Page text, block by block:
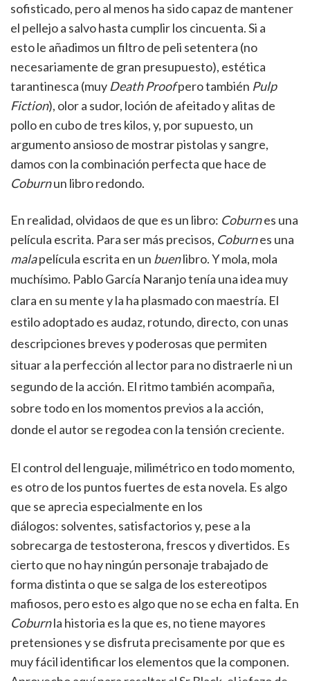
sofisticado, pero al menos ha sido capaz de mantener
el pellejo a salvo hasta cumplir los cincuenta. Si a
esto le añadimos un filtro de peli setentera (no
necesariamente de gran presupuesto), estética
tarantinesca (muy Death Proofpero también Pulp
Fiction), olor a sudor, loción de afeitado y alitas de
pollo en cubo de tres kilos, y, por supuesto, un
argumento ansioso de mostrar pistolas y sangre,
damos con la combinación perfecta que hace de
Coburnun libro redondo.
En realidad, olvidaos de que es un libro: Coburnes una
película escrita. Para ser más precisos, Coburnes una
malapelícula escrita en un buenlibro. Y mola, mola
muchísimo. Pablo García Naranjo tenía una idea muy
clara en su mente y la ha plasmado con maestría. El
estilo adoptado es audaz, rotundo, directo, con unas
descripciones breves y poderosas que permiten
situar a la perfección al lector para no distraerle ni un
segundo de la acción. El ritmo también acompaña,
sobre todo en los momentos previos a la acción,
donde el autor se regodea con la tensión creciente.
El control del lenguaje, milimétrico en todo momento,
es otro de los puntos fuertes de esta novela. Es algo
que se aprecia especialmente en los
diálogos: solventes, satisfactorios y, pese a la
sobrecarga de testosterona, frescos y divertidos. Es
cierto que no hay ningún personaje trabajado de
forma distinta o que se salga de los estereotipos
mafiosos, pero esto es algo que no se echa en falta. En
Coburnla historia es la que es, no tiene mayores
pretensiones y se disfruta precisamente por que es
muy fácil identificar los elementos que la componen.